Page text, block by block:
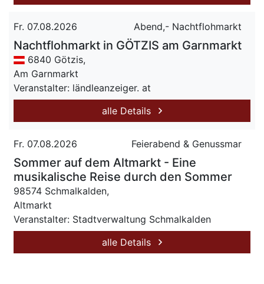
Fr. 07.08.2026 Abend,- Nachtflohmarkt
Nachtflohmarkt in GÖTZIS am Garnmarkt
6840 Götzis,
Am Garnmarkt
Veranstalter: ländleanzeiger. at
alle Details
Fr. 07.08.2026 Feierabend & Genussmar
Sommer auf dem Altmarkt - Eine
musikalische Reise durch den Sommer
98574 Schmalkalden,
Altmarkt
Veranstalter: Stadtverwaltung Schmalkalden
alle Details